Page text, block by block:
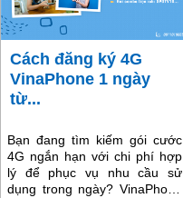
Cách đăng ký 4G
VinaPhone 1 ngày
từ...
Bạn đang tìm kiếm gói cước
4G ngắn hạn với chi phí hợp
lý để phục vụ nhu cầu sử
dụng trong ngày? VinaPhone